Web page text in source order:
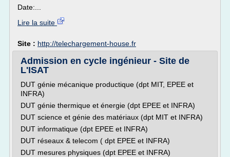
Date:...
Lire la suite
Site : http://telechargement-house.fr
Admission en cycle ingénieur - Site de
L'ISAT
DUT génie mécanique productique (dpt MIT, EPEE et
INFRA)
DUT génie thermique et énergie (dpt EPEE et INFRA)
DUT science et génie des matériaux (dpt MIT et INFRA)
DUT informatique (dpt EPEE et INFRA)
DUT réseaux & telecom ( dpt EPEE et INFRA)
DUT mesures physiques (dpt EPEE et INFRA)